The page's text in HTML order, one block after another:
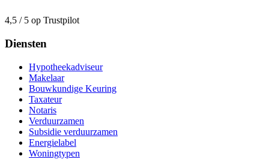
4,5 / 5 op Trustpilot
Diensten
Hypotheekadviseur
Makelaar
Bouwkundige Keuring
Taxateur
Notaris
Verduurzamen
Subsidie verduurzamen
Energielabel
Woningtypen